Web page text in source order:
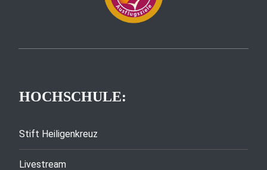
HOCHSCHULE:
Stift Heiligenkreuz
Livestream